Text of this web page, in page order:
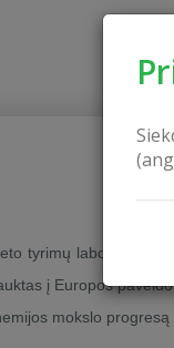
tyrimų laboratorija
į Europos
mokslo progresą